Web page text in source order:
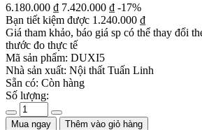
6.180.000 ₫ 7.420.000 ₫ -17%
Bạn tiết kiệm được 1.240.000 ₫
Giá tham khảo, báo giá sp có thể thay đổi
thước đo thực tế
Mã sản phẩm: DUXI5
Nhà sản xuất: Nội thất Tuấn Linh
Sẵn có: Còn hàng
Số lượng:
Mua ngay Thêm vào giỏ hàng